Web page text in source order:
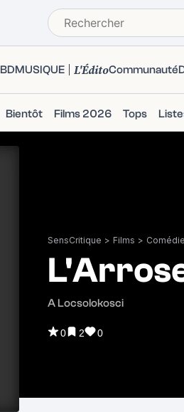
BDMUSIQUE L'ÉditoCommunauté
Bientôt Films 2026 Tops
SensCritique > Films > Comédie
A Locsolokosci
0 2 0